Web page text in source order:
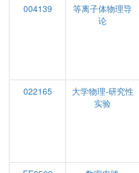
004139
等离子体物理导
论
022165
大学物理-研究性
实验